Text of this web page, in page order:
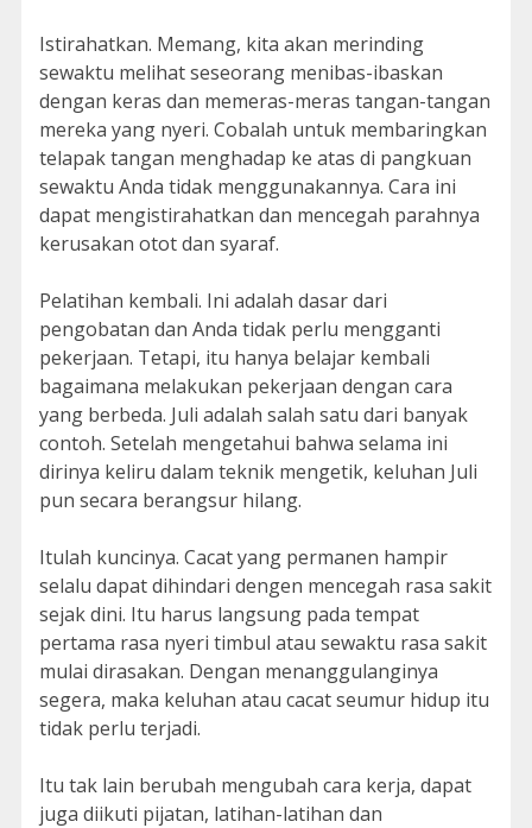
Istirahatkan. Memang, kita akan merinding
sewaktu melihat seseorang menibas-ibaskan
dengan keras dan memeras-meras tangan-tangan
mereka yang nyeri. Cobalah untuk membaringkan
telapak tangan menghadap ke atas di pangkuan
sewaktu Anda tidak menggunakannya. Cara ini
dapat mengistirahatkan dan mencegah parahnya
kerusakan otot dan syaraf.
Pelatihan kembali. Ini adalah dasar dari
pengobatan dan Anda tidak perlu mengganti
pekerjaan. Tetapi, itu hanya belajar kembali
bagaimana melakukan pekerjaan dengan cara
yang berbeda. Juli adalah salah satu dari banyak
contoh. Setelah mengetahui bahwa selama ini
dirinya keliru dalam teknik mengetik, keluhan Juli
pun secara berangsur hilang.
Itulah kuncinya. Cacat yang permanen hampir
selalu dapat dihindari dengen mencegah rasa sakit
sejak dini. Itu harus langsung pada tempat
pertama rasa nyeri timbul atau sewaktu rasa sakit
mulai dirasakan. Dengan menanggulanginya
segera, maka keluhan atau cacat seumur hidup itu
tidak perlu terjadi.
Itu tak lain berubah mengubah cara kerja, dapat
juga diikuti pijatan, latihan-latihan dan